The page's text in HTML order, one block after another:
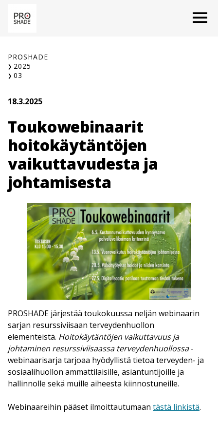
sisältöön
PROSHADE
2025
03
18.3.2025
Toukowebinaarit
hoitokäytäntöjen
vaikuttavudesta ja
johtamisesta
PROSHADE järjestää toukokuussa neljän webinaarin
sarjan resurssiviisaan terveydenhuollon
elementeistä. Hoitokäytäntöjen vaikuttavuus ja
johtaminen resurssiviisaassa terveydenhuollossa-
webinaarisarja tarjoaa hyödyllistä tietoa terveyden- ja
sosiaalihuollon ammattilaisille, asiantuntijoille ja
hallinnolle sekä muille aiheesta kiinnostuneille.
Webinaareihin pääset ilmoittautumaan tästä linkistä.